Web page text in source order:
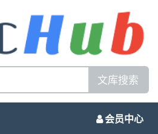
文库搜索
会员中心